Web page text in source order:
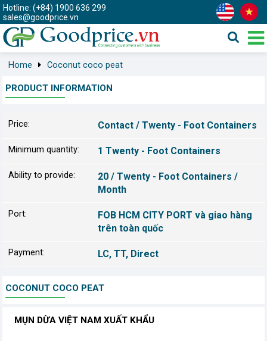
Hotline: (+84) 1900 636 299
sales@goodprice.vn
Home Coconut coco peat
PRODUCT INFORMATION
Price: Contact / Twenty - Foot Containers
Minimum quantity: 1 Twenty - Foot Containers
Ability to provide:
20 / Twenty - Foot Containers /
Month
Port:
FOB HCM CITY PORT và giao hàng
trên toàn quốc
Payment: LC, TT, Direct
COCONUT COCO PEAT
MỤN DỪA VIỆT NAM XUẤT KHẨU